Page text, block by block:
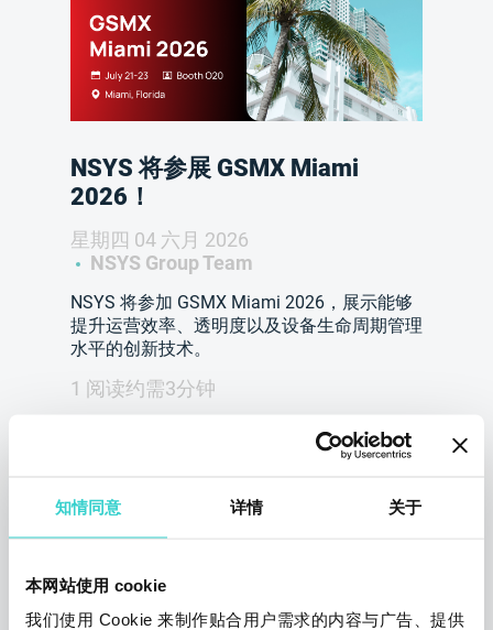
知情同意 详情 关于
本网站使用 cookie
我们使用 Cookie 来制作贴合用户需求的内容与广告、提供
NSYS 将参展 GSMX Miami
2026！
星期四 04 六月 2026
NSYS Group Team
NSYS 将参加 GSMX Miami 2026，展示能够
提升运营效率、透明度以及设备生命周期管理
水平的创新技术。
1 阅读约需3分钟